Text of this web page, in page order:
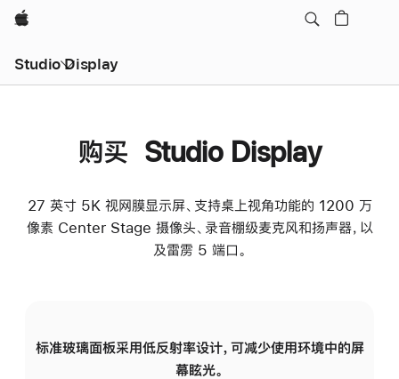
Apple
Studio Display
购买 Studio Display
27 英寸 5K 视网膜显示屏、支持桌上视角功能的 1200 万
像素 Center Stage 摄像头、录音棚级麦克风和扬声器，以
及雷雳 5 端口。
标准玻璃面板采用低反射率设计，可减少使用环境中的屏
幕眩光。